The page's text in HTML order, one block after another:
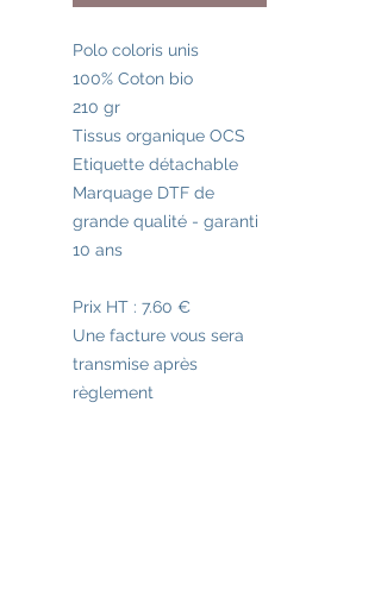
Polo coloris unis
100% Coton bio
210 gr
Tissus organique OCS
Etiquette détachable
Marquage DTF de
grande qualité - garanti
10 ans
Prix HT : 7.60 €
Une facture vous sera
transmise après
règlement